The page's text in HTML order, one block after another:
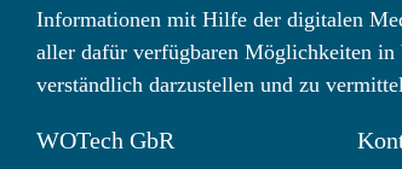
Informationen mit Hilfe der digitalen
aller dafür verfügbaren Möglichkeiten
verständlich darzustellen und zu
WOTech GbR